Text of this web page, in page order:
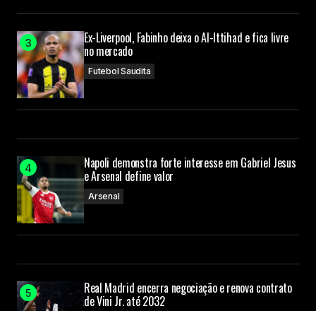
Ex-Liverpool, Fabinho deixa o Al-Ittihad e fica livre
no mercado
Futebol Saudita
Napoli demonstra forte interesse em Gabriel Jesus
e Arsenal define valor
Arsenal
Real Madrid encerra negociação e renova contrato
de Vini Jr. até 2032